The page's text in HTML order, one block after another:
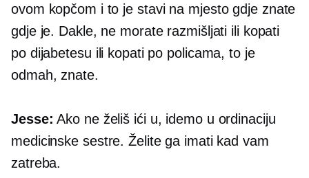
ovom kopčom i to je stavi na mjesto gdje znate
gdje je. Dakle, ne morate razmišljati ili kopati
po dijabetesu ili kopati po policama, to je
odmah, znate.
Jesse: Ako ne želiš ići u, idemo u ordinaciju
medicinske sestre. Želite ga imati kad vam
zatreba.